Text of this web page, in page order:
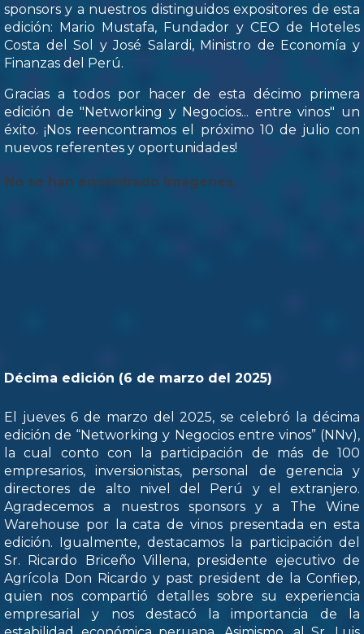
sponsors y a nuestros distinguidos expositores de esta
edición: Mario Mustafa, Fundador y CEO de Hoteles
Costa del Sol y José Salardi, Ministro de Economía y
Finanzas del Perú.
Gracias a todos por hacer de esta décimo primera
edición de "Networking y Negocios... entre vinos" un
éxito. ¡Nos reencontramos el próximo 10 de julio con
nuevos referentes y oportunidades!
No se han encontrado imágenes.
Décima edición (6 de marzo del 2025)
El jueves 6 de marzo del 2025, se celebró la décima
edición de “Networking y Negocios entre vinos” (NNv),
la cual conto con la participación de más de 100
empresarios, inversionistas, personal de gerencia y
directores de alto nivel del Perú y el extranjero.
Agradecemos a nuestros sponsors y a The Wine
Warehouse por la cata de vinos presentada en esta
edición. Igualmente, destacamos la participación del
Sr. Ricardo Briceño Villena, presidente ejecutivo de
Agrícola Don Ricardo y past president de la Confiep,
quien nos compartió detalles sobre su experiencia
empresarial y nos destacó la importancia de la